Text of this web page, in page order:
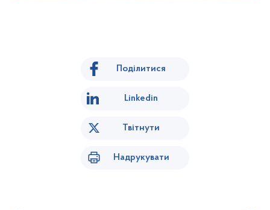
Поділитися
Linkedin
Твітнути
Надрукувати